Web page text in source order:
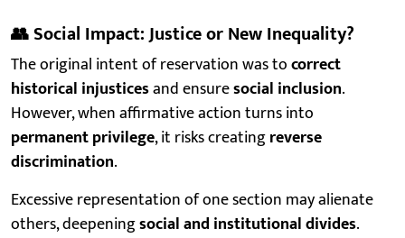
👥Social Impact: Justice or New Inequality?
The original intent of reservation was tocorrect
historical injusticesand ensuresocial inclusion.
However, when affirmative action turns into
permanent privilege, it risks creatingreverse
discrimination.
Excessive representation of one section may alienate
others, deepeningsocial and institutional divides.